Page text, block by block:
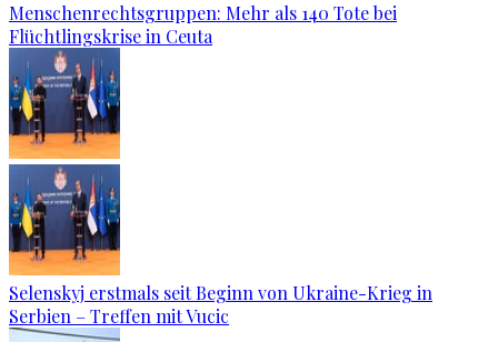
Menschenrechtsgruppen: Mehr als 140 Tote bei
Flüchtlingskrise in Ceuta
Selenskyj erstmals seit Beginn von Ukraine-Krieg in
Serbien – Treffen mit Vucic